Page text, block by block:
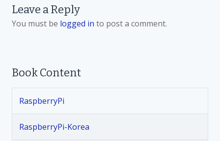
o
n
a
v
Leave a Reply
You must be logged in to post a comment.
Book Content
RaspberryPi
RaspberryPi-Korea